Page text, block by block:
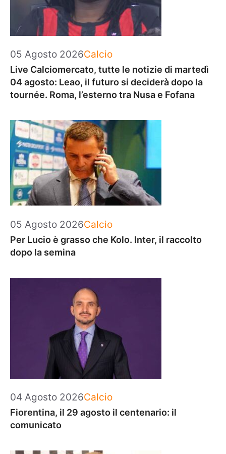
05 Agosto 2026Categorie
Calcio
Live Calciomercato, tutte le notizie di martedì
04 agosto: Leao, il futuro si deciderà dopo la
tournée. Roma, l’esterno tra Nusa e Fofana
05 Agosto 2026Categorie
Calcio
Per Lucio è grasso che Kolo. Inter, il raccolto
dopo la semina
04 Agosto 2026Categorie
Calcio
Fiorentina, il 29 agosto il centenario: il
comunicato